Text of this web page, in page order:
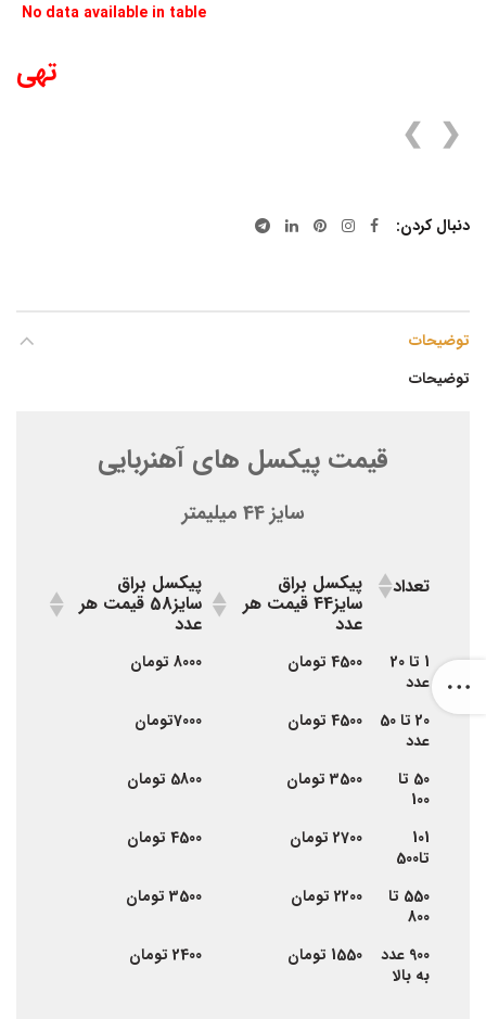
No data available in table
تهی
❮
❯
دنبال کردن
توضیحات
توضیحات
قیمت پیکسل های آهنربایی
سایز 44 میلیمتر
تعداد پیکسل براق
سایز44 قیمت هر
عدد
پیکسل براق
سایز58 قیمت هر
عدد
تعداد
پیکسل براق
سایز44 قیمت هر
پیکسل براق
سایز58 قیمت هر
1 تا 20
عدد
4500 تومان 8000 تومان
20 تا 50
عدد
4500 تومان 7000تومان
50 تا
100
3500 تومان 5800 تومان
101
تا500
2700 تومان 4500 تومان
550 تا
800
2200 تومان 3500 تومان
900 عدد
به بالا
1550 تومان 2400 تومان